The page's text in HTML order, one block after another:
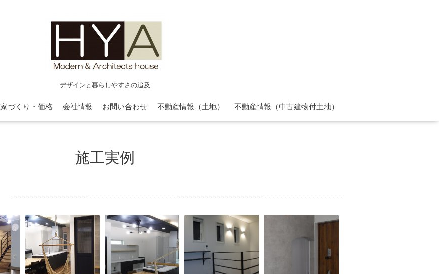
デザインと暮らしやすさの追及
家づくり・価格 会社情報 お問い合わせ 不動産情報（土地） 不動産情報（中古建物付土地）
施工実例